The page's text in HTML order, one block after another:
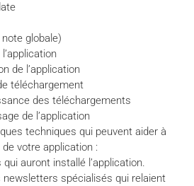
globale)
de l’application
téléchargement
des téléchargements
de l’application
techniques qui peuvent aider à
votre application :
auront installé l’application.
spécialisés qui relaient